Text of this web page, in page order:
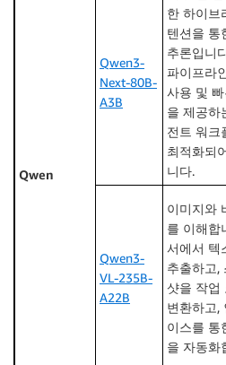
Qwen
Qwen3-
Next-80B-
A3B
한 하이브
텐션을 통
추론입니
파이프라
사용 및
을 제공하
전트 워크
최적화되
니다.
Qwen3-
VL-235B-
A22B
이미지와
를 이해합
서에서 텍
추출하고,
샷을 작업
변환하고,
이스를 통
을 자동화